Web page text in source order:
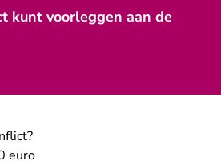
kunt voorleggen aan de
euro